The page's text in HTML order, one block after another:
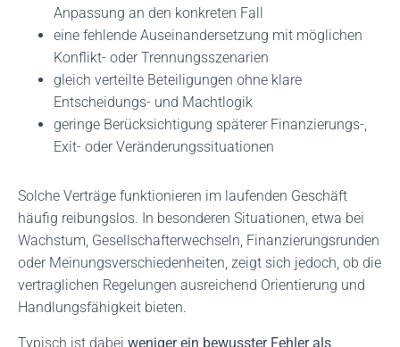
Anpassung an den konkreten Fall
eine fehlende Auseinandersetzung mit möglichen
Konflikt- oder Trennungsszenarien
gleich verteilte Beteiligungen ohne klare
Entscheidungs- und Machtlogik
geringe Berücksichtigung späterer Finanzierungs-,
Exit- oder Veränderungssituationen
Solche Verträge funktionieren im laufenden Geschäft
häufig reibungslos. In besonderen Situationen, etwa bei
Wachstum, Gesellschafterwechseln, Finanzierungsrunden
oder Meinungsverschiedenheiten, zeigt sich jedoch, ob die
vertraglichen Regelungen ausreichend Orientierung und
Handlungsfähigkeit bieten.
Typisch ist dabei weniger ein bewusster Fehler als